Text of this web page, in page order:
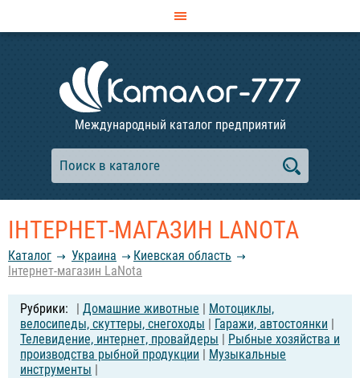
Международный каталог предприятий
ІНТЕРНЕТ-МАГАЗИН LANOTA
Каталог Украина
Киевская область
Інтернет-магазин LaNota
| Домашние животные | Мотоциклы,
велосипеды, скуттеры, снегоходы | Гаражи, автостоянки |
Телевидение, интернет, провайдеры | Рыбные хозяйства и
производства рыбной продукции | Музыкальные
инструменты |